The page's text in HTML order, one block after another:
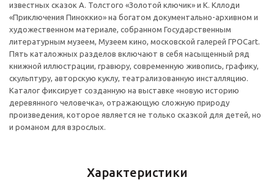
известных сказок А. Толстого «Золотой ключик» и К. Кллоди
«Приключения Пиноккио» на богатом документально-архивном и
художественном материале, собранном Государственным
литературным музеем, Музеем кино, московской галерей ГРОСart.
Пять каталожных разделов включают в себя насыщенный ряд
книжной иллюстрации, гравюру, современную живопись, графику,
скульптуру, авторскую куклу, театрализованную инсталляцию.
Каталог фиксирует созданную на выставке «новую историю
деревянного человечка», отражающую сложную природу
произведения, которое является не только сказкой для детей, но
и романом для взрослых.
Характеристики